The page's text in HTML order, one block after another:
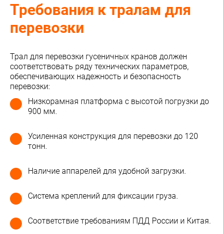
Требования к тралам для
перевозки
Трал для перевозки гусеничных кранов должен
соответствовать ряду технических параметров,
обеспечивающих надежность и безопасность
перевозки:
Низкорамная платформа с высотой погрузки до
900 мм.
Усиленная конструкция для перевозки до 120
тонн.
Наличие аппарелей для удобной загрузки.
Система креплений для фиксации груза.
Соответствие требованиям ПДД России и Китая.